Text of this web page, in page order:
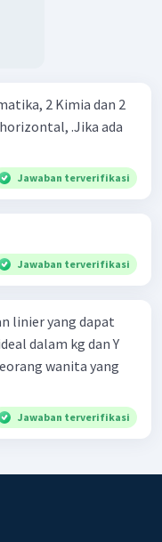
2 Kimia dan 2
.Jika ada
Jawaban terverifikasi
Jawaban terverifikasi
linier yang dapat
dalam kg dan Y
wanita yang
Jawaban terverifikasi